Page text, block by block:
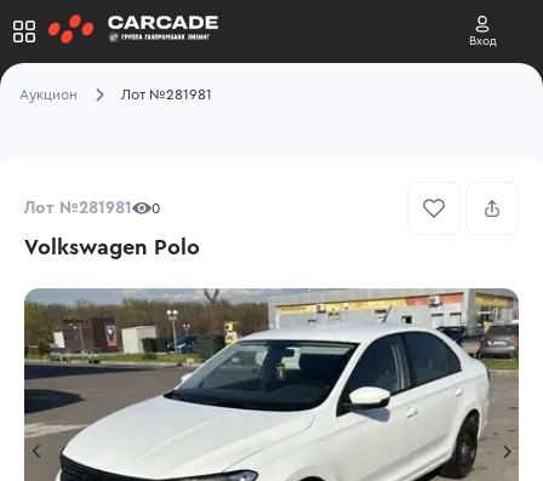
Вход
Аукцион Лот №281981
Лот №281981 0
Volkswagen Polo